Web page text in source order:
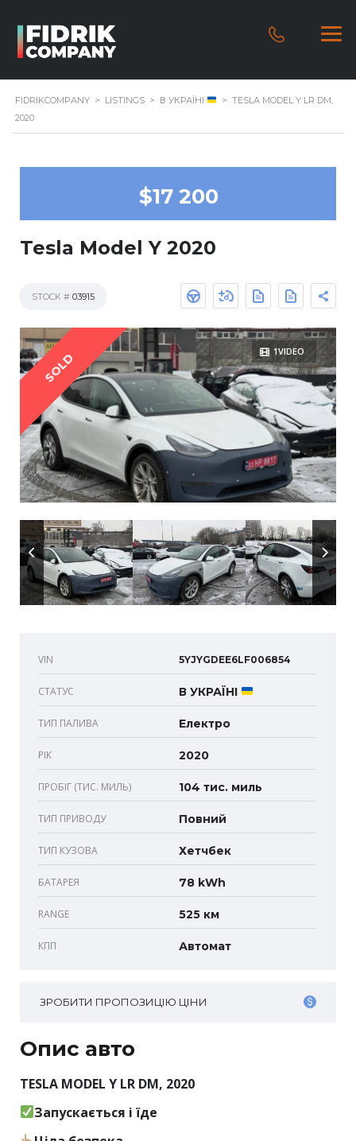
FIDRIKCOMPANY > LISTINGS > В УКРАЇНІ > TESLA MODEL Y LR DM,
2020
$17 200
Tesla Model Y 2020
STOCK # 03915
1VIDEO
SOLD
VIN 5YJYGDEE6LF006854
СТАТУС В УКРАЇНІ
ТИП ПАЛИВА Електро
РІК 2020
ПРОБІГ (ТИС. МИЛЬ) 104 тис. миль
ТИП ПРИВОДУ Повний
ТИП КУЗОВА Хетчбек
БАТАРЕЯ 78 kWh
RANGE 525 км
КПП Автомат
ЗРОБИТИ ПРОПОЗИЦІЮ ЦІНИ
Опис авто
TESLA MODEL Y LR DM, 2020
Запускається і їде